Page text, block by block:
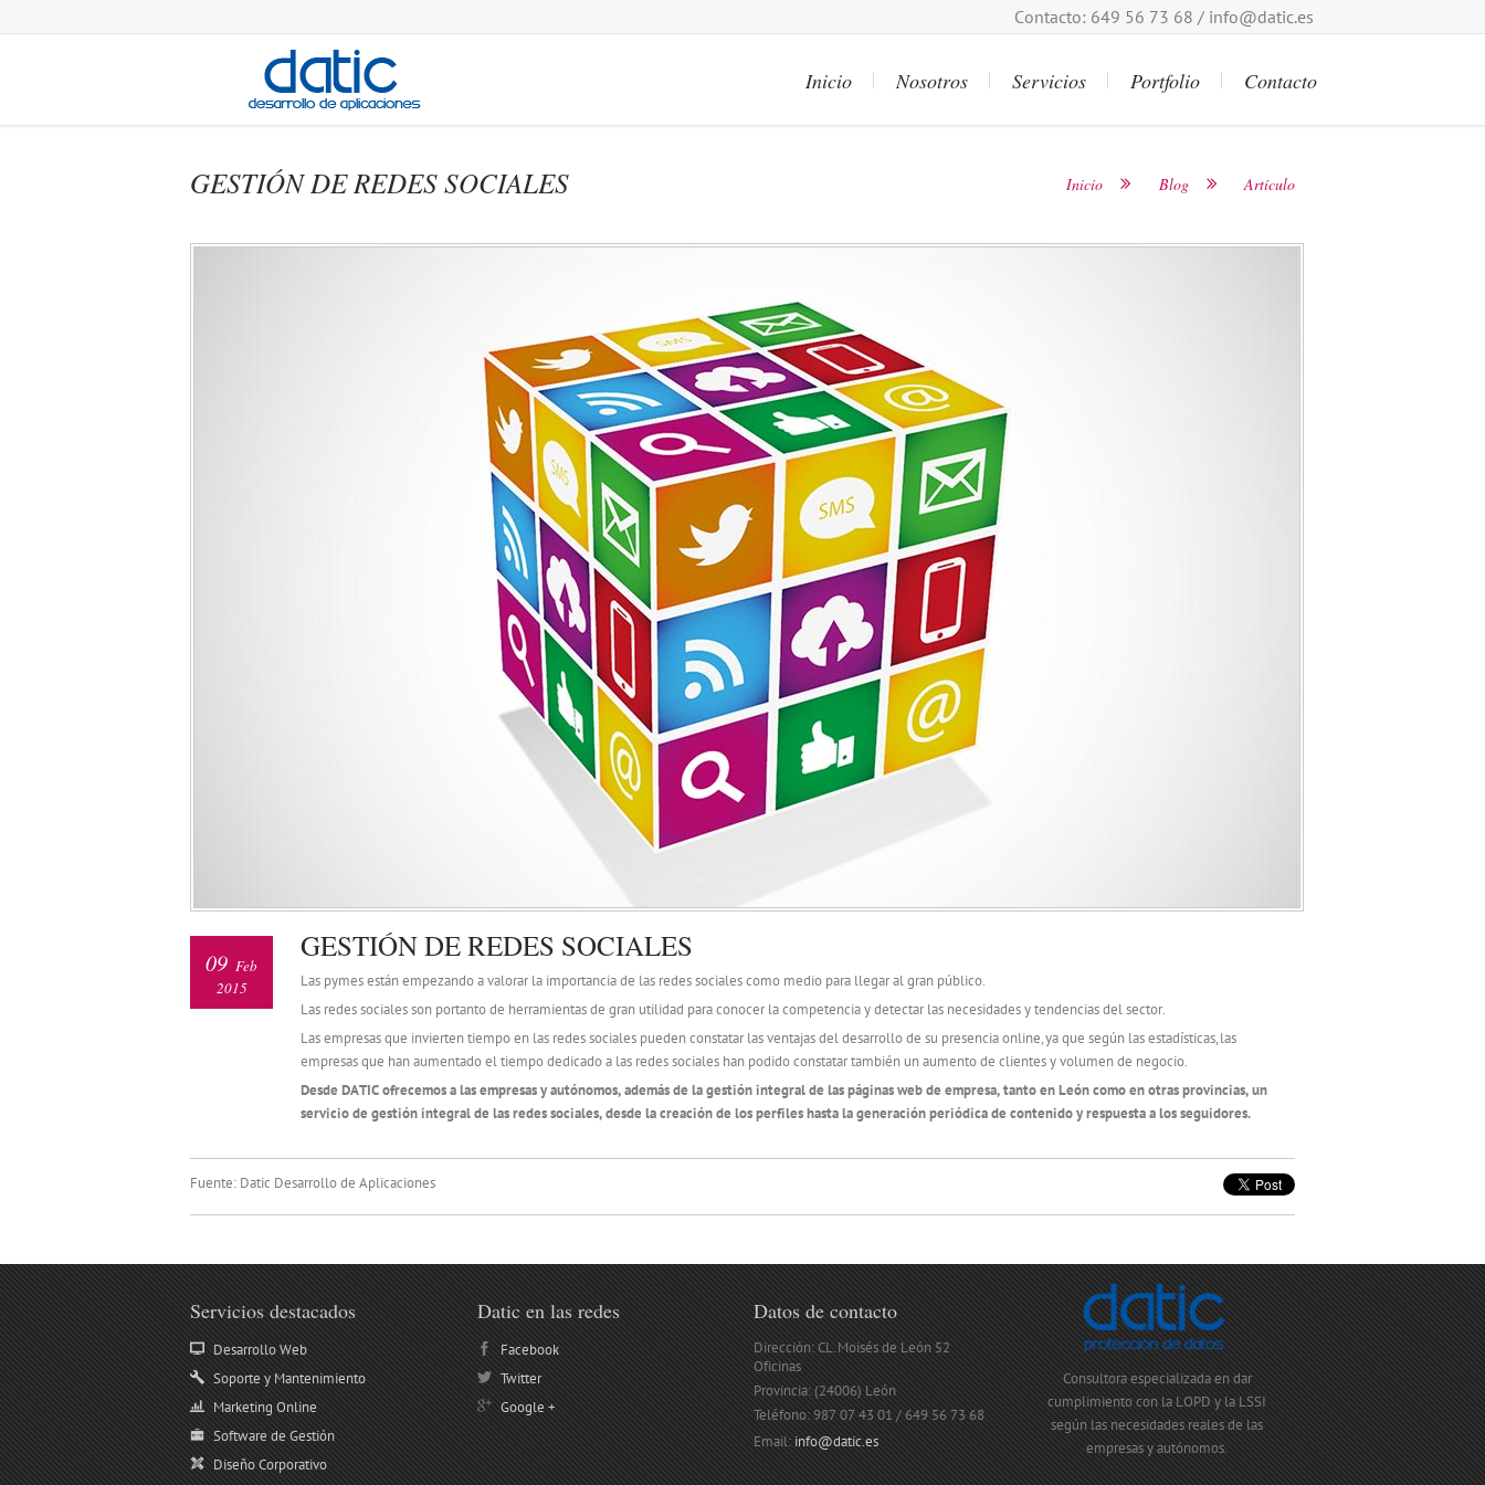
Contacto: 649 56 73 68 / info@datic.es
Inicio Nosotros Servicios Portfolio Contacto
GESTIÓN DE REDES SOCIALES Inicio Blog Artículo
GESTIÓN DE REDES SOCIALES
09 Feb
2015
Las pymes están empezando a valorar la importancia de las redes sociales como medio para llegar al gran público.
Las redes sociales son portanto de herramientas de gran utilidad para conocer la competencia y detectar las necesidades y tendencias del sector.
Las empresas que invierten tiempo en las redes sociales pueden constatar las ventajas del desarrollo de su presencia online, ya que según las estadísticas, las
empresas que han aumentado el tiempo dedicado a las redes sociales han podido constatar también un aumento de clientes y volumen de negocio.
Desde DATIC ofrecemos a las empresas y autónomos, además de la gestión integral de las páginas web de empresa, tanto en León como en otras provincias, un
servicio de gestión integral de las redes sociales, desde la creación de los perfiles hasta la generación periódica de contenido y respuesta a los seguidores.
Fuente: Datic Desarrollo de Aplicaciones
Servicios destacados
Desarrollo Web
Soporte y Mantenimiento
Marketing Online
Software de Gestión
Diseño Corporativo
Datic en las redes
Facebook
Twitter
Google +
Datos de contacto
Dirección: CL. Moisés de León 52
Oficinas
Provincia: (24006) León
Teléfono: 987 07 43 01 / 649 56 73 68
Email: info@datic.es
Consultora especializada en dar
cumplimiento con la LOPD y la LSSI
según las necesidades reales de las
empresas y autónomos.